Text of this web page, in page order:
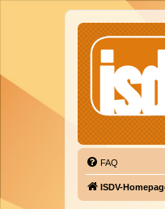
FAQ
ISDV-